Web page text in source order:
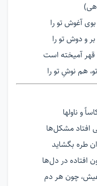
آغوش تو را
و دوش تو را
آمیخته است
هم نوشِ تو را
و ناولها
افتاد مشکل‌ها
طره بگشاید
در دل‌ها
چون هر دم